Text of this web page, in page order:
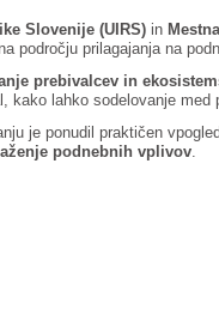
Slovenije (UIRS) in
področju prilagajanja na
prebivalcev in
kako lahko sodelovanje
je ponudil praktičen
podnebnih vplivov.